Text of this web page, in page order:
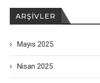
ARŞIVLER
Mayıs 2025
Nisan 2025